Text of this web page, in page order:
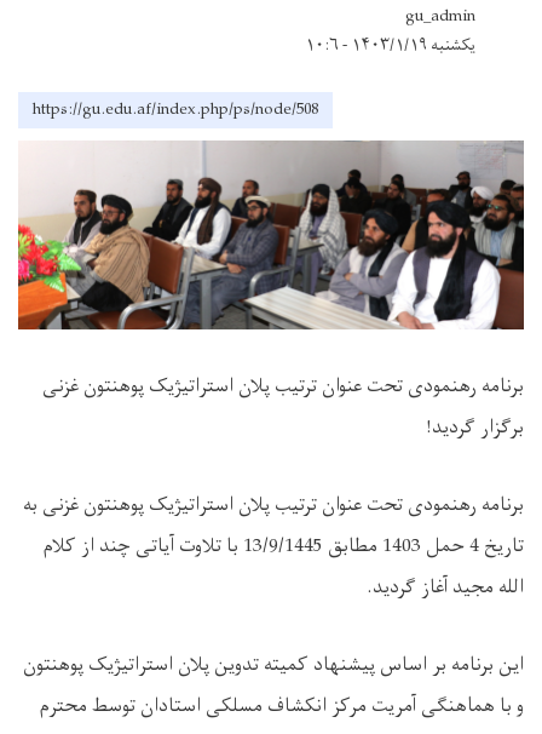
gu_admin
یکشنبه ۱۴۰۳/۱/۱۹ - ۱۰:۶
https://gu.edu.af/index.php/ps/node/508
برنامه رهنمودی تحت عنوان ترتیب پلان استراتیژیک پوهنتون غزنی
برگزار گردید!
برنامه رهنمودی تحت عنوان ترتیب پلان استراتیژیک پوهنتون غزنی به
تاریخ 4 حمل 1403 مطابق 13/9/1445 با تلاوت آیاتی چند از کلام
الله مجید آغاز گردید.
این برنامه بر اساس پیشنهاد کمیته تدوین پلان استراتیژیک پوهنتون
و با هماهنگی آمریت مرکز انکشاف مسلکی استادان توسط محترم